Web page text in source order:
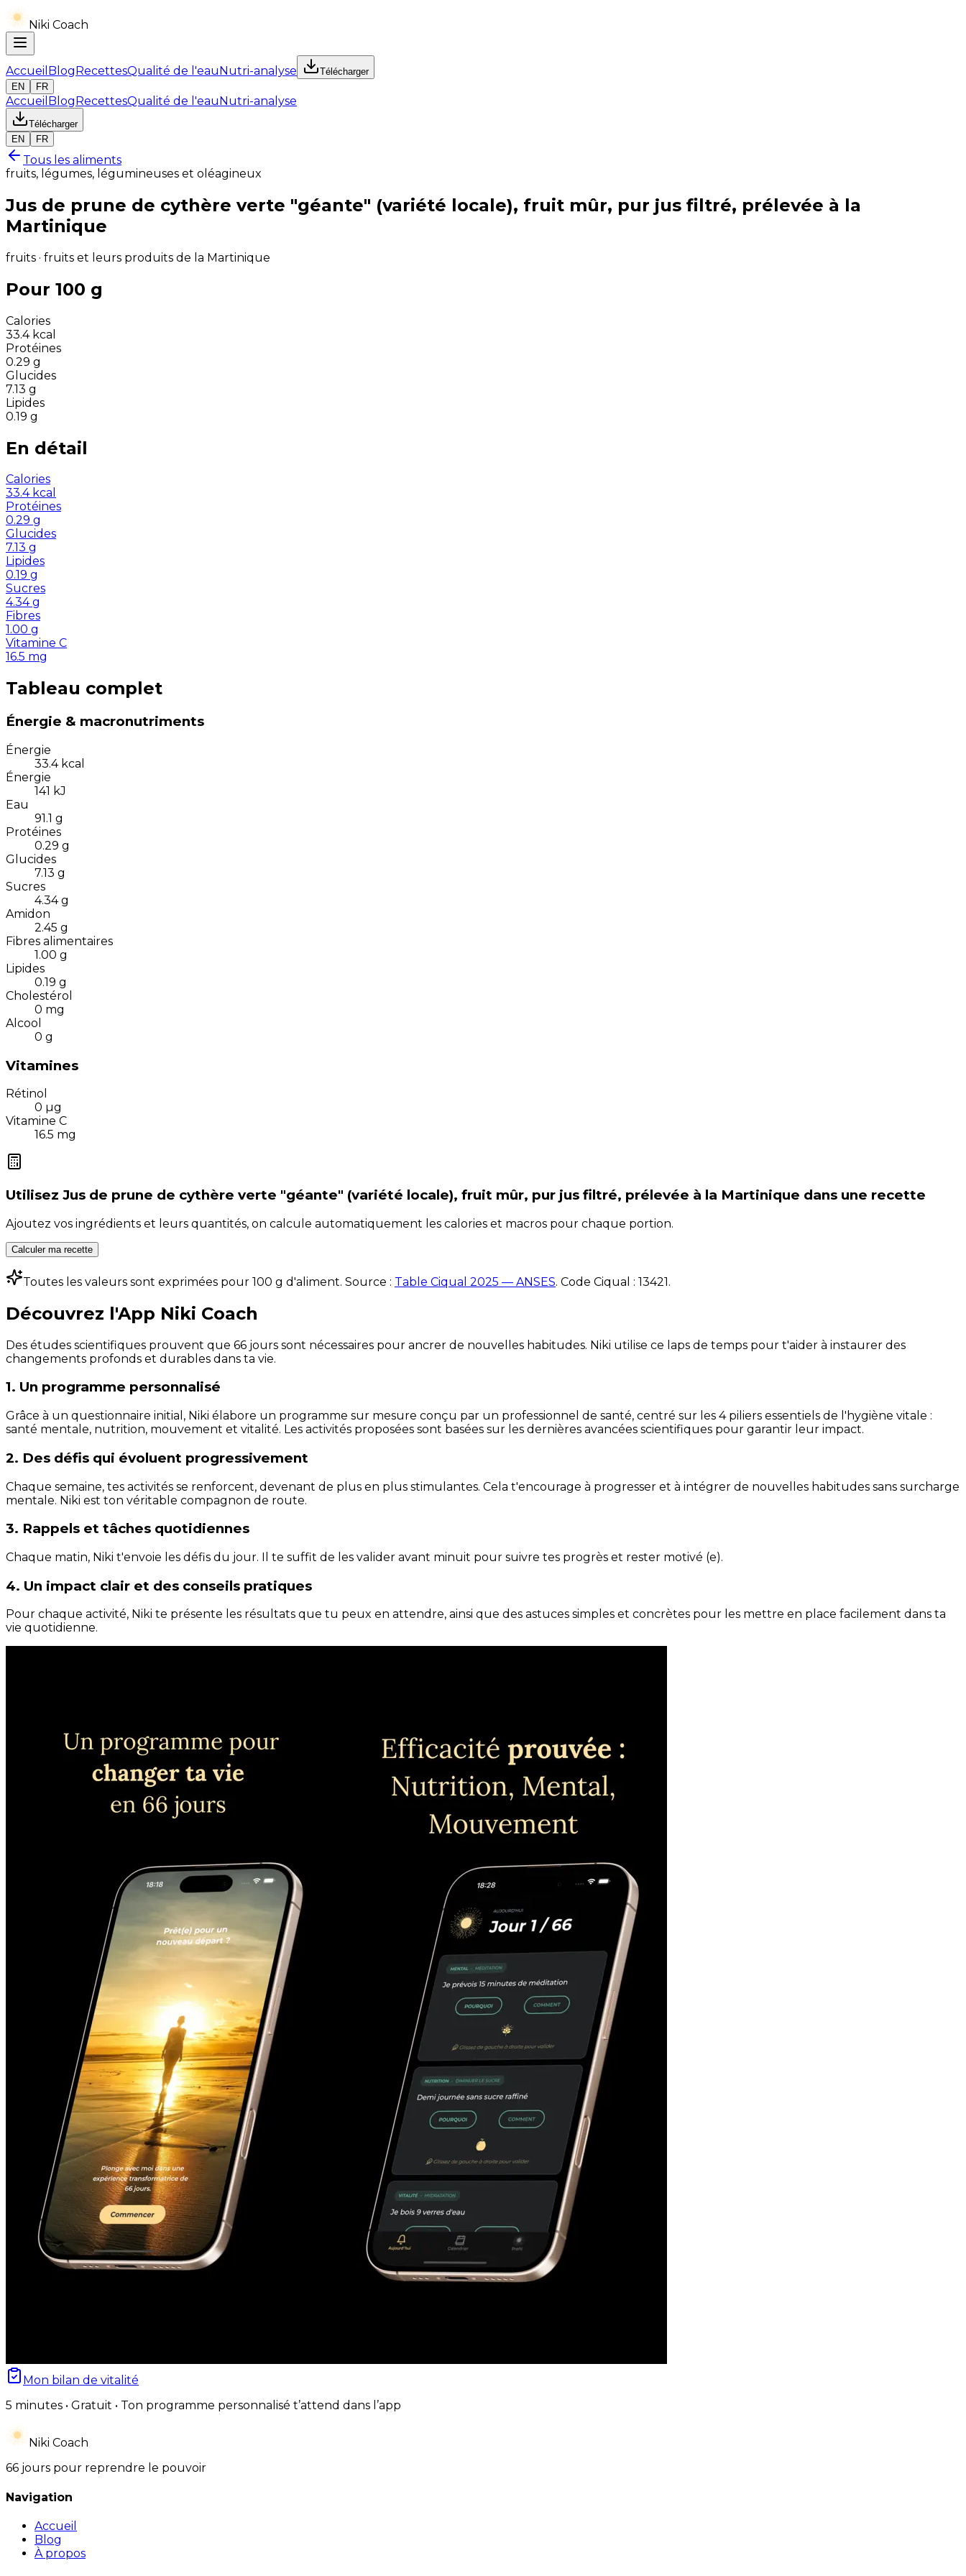
Niki Coach
Accueil BlogRecettesQualité de l'eauNutri-analyse
Télécharger
EN
FR
Accueil BlogRecettesQualité de l'eauNutri-analyse
Télécharger
EN
FR
Tous les aliments
fruits, légumes, légumineuses et oléagineux
Jus de prune de cythère verte "géante" (variété locale), fruit mûr, pur jus filtré, prélevée à la
Martinique
fruits · fruits et leurs produits de la Martinique
Pour 100 g
Calories
33.4 kcal
Protéines
0.29 g
Glucides
7.13 g
Lipides
0.19 g
En détail
Calories
33.4 kcal
Protéines
0.29 g
Glucides
7.13 g
Lipides
0.19 g
Sucres
4.34 g
Fibres
1.00 g
Vitamine C
16.5 mg
Tableau complet
Énergie & macronutriments
Énergie
33.4 kcal
Énergie
141 kJ
Eau
91.1 g
Protéines
0.29 g
Glucides
7.13 g
Sucres
4.34 g
Amidon
2.45 g
Fibres alimentaires
1.00 g
Lipides
0.19 g
Cholestérol
0 mg
Alcool
0 g
Vitamines
Rétinol
0 µg
Vitamine C
16.5 mg
Utilisez Jus de prune de cythère verte "géante" (variété locale), fruit mûr, pur jus filtré, prélevée à la Martinique dans une recette
Ajoutez vos ingrédients et leurs quantités, on calcule automatiquement les calories et macros pour chaque portion.
Calculer ma recette
Toutes les valeurs sont exprimées pour 100 g d'aliment. Source : Table Ciqual 2025 — ANSES. Code Ciqual : 13421.
Découvrez l'App Niki Coach
Des études scientifiques prouvent que 66 jours sont nécessaires pour ancrer de nouvelles habitudes. Niki utilise ce laps de temps pour t'aider à instaurer des
changements profonds et durables dans ta vie.
1. Un programme personnalisé
Grâce à un questionnaire initial, Niki élabore un programme sur mesure conçu par un professionnel de santé, centré sur les 4 piliers essentiels de l'hygiène vitale :
santé mentale, nutrition, mouvement et vitalité. Les activités proposées sont basées sur les dernières avancées scientifiques pour garantir leur impact.
2. Des défis qui évoluent progressivement
Chaque semaine, tes activités se renforcent, devenant de plus en plus stimulantes. Cela t'encourage à progresser et à intégrer de nouvelles habitudes sans surcharge
mentale. Niki est ton véritable compagnon de route.
3. Rappels et tâches quotidiennes
Chaque matin, Niki t'envoie les défis du jour. Il te suffit de les valider avant minuit pour suivre tes progrès et rester motivé (e).
4. Un impact clair et des conseils pratiques
Pour chaque activité, Niki te présente les résultats que tu peux en attendre, ainsi que des astuces simples et concrètes pour les mettre en place facilement dans ta
vie quotidienne.
Mon bilan de vitalité
5 minutes • Gratuit • Ton programme personnalisé t’attend dans l’app
Niki Coach
66 jours pour reprendre le pouvoir
Navigation
Accueil
Blog
À propos